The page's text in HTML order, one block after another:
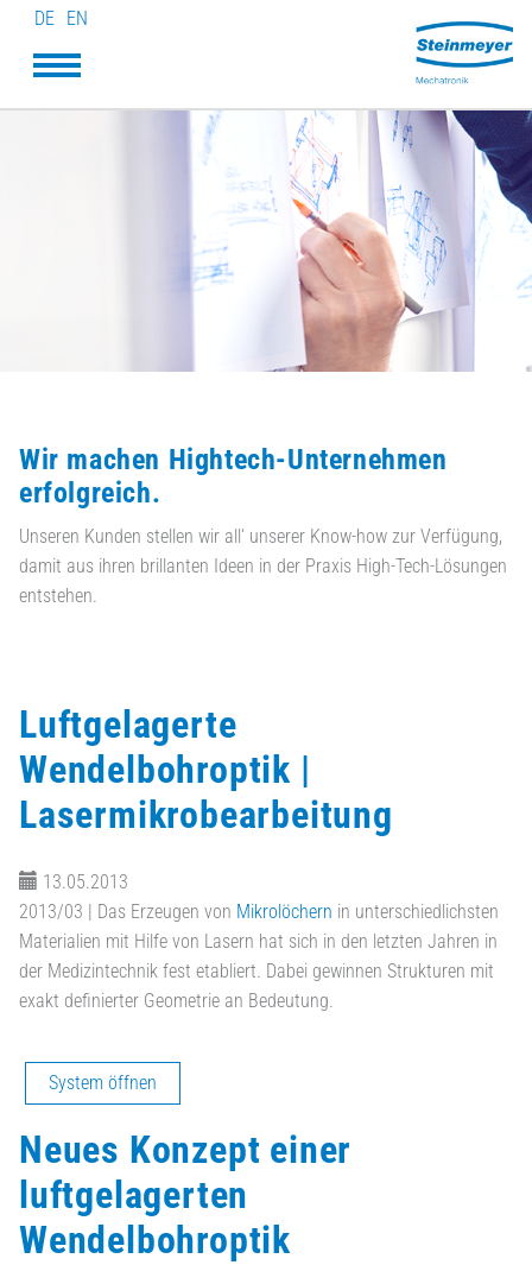
DE EN
Wir machen Hightech-Unternehmen
erfolgreich.
Unseren Kunden stellen wir all‘ unserer Know-how zur Verfügung,
damit aus ihren brillanten Ideen in der Praxis High-Tech-Lösungen
entstehen.
Luftgelagerte
Wendelbohroptik |
Lasermikrobearbeitung
13.05.2013
2013/03 | Das Erzeugen von Mikrolöchern in unterschiedlichsten
Materialien mit Hilfe von Lasern hat sich in den letzten Jahren in
der Medizintechnik fest etabliert. Dabei gewinnen Strukturen mit
exakt definierter Geometrie an Bedeutung.
System öffnen
Neues Konzept einer
luftgelagerten
Wendelbohroptik